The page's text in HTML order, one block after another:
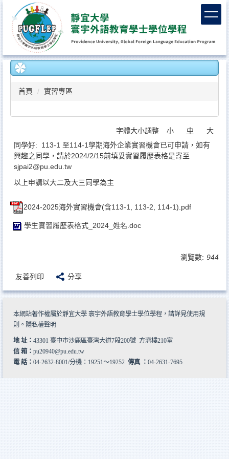
容
區
首頁 實習專區
字體大小調整 小 中
大
同學好: 113-1 至114-1學期海外企業實習機會已可申請，如有
興趣之同學，請於2024/2/15前填妥實習履歷表格是寄至
sjpai2@pu.edu.tw
以上申請以大二及大三同學為主
2024-2025海外實習機會(含113-1, 113-2, 114-1).pdf
學生實習履歷表格式_2024_姓名.doc
瀏覽數: 944
友善列印 分享
本網站著作權屬於靜宜大學 寰宇外語教育學士學位學程，請詳見使用規
則 。 隱私權聲明
地 址： 43301 臺中市沙鹿區臺灣大道7段200號 方濟樓210室
信 箱： pu20940@pu.edu.tw
電 話： 04-2632-8001/分機：19251～19252 傳真 ： 04-2631-7695